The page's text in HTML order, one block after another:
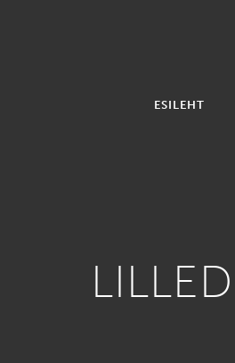
ESILEHT
LILLED